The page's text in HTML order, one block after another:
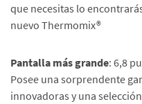
que necesitas lo
nuevo Thermomix®
Pantalla más grande: 6,8
Posee una sorprendente
innovadoras y una